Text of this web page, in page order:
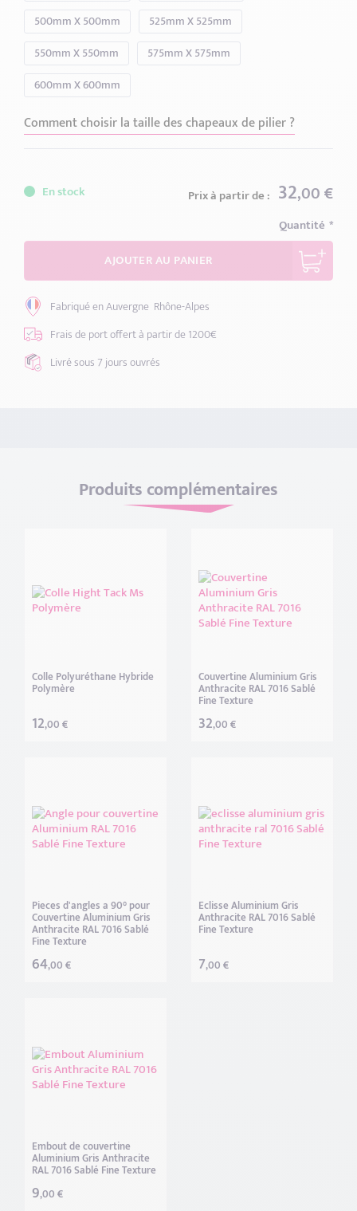
500mm X 500mm
525mm X 525mm
550mm X 550mm
575mm X 575mm
600mm X 600mm
Comment choisir la taille des chapeaux de pilier ?
En stock Prix à partir de : 32,00 €
Quantité
AJOUTER AU PANIER
Fabriqué en Auvergne Rhône-Alpes
Frais de port offertà partir de 1200€
Livré sous 7 joursouvrés
Produits complémentaires
Colle Polyuréthane Hybride
Polymère
12,00 €
Couvertine Aluminium Gris
Anthracite RAL 7016 Sablé
Fine Texture
32,00 €
Pieces d'angles a 90° pour
Couvertine Aluminium Gris
Anthracite RAL 7016 Sablé
Fine Texture
64,00 €
Eclisse Aluminium Gris
Anthracite RAL 7016 Sablé
Fine Texture
7,00 €
Embout de couvertine
Aluminium Gris Anthracite
RAL 7016 Sablé Fine Texture
9,00 €